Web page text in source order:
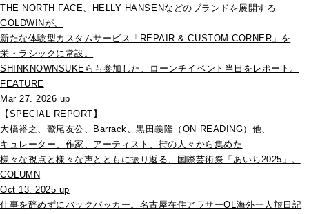
THE NORTH FACE、HELLY HANSENなどのブランドを展開する
GOLDWINが、
新たな体験型カスタムサービス「REPAIR & CUSTOM CORNER」を
栄・ラシックに常設。
SHINKNOWNSUKEらも参加した、ローンチイベント当日をレポート。
FEATURE
Mar 27. 2026 up
【SPECIAL REPORT】
大橋裕之、鷲尾友公、Barrack、黒田義隆（ON READING）他、
キュレーター、作家、アーティスト、街の人々から集めた
様々な視点と様々な声とともに振り返る、国際芸術祭「あいち2025」。
COLUMN
Oct 13. 2025 up
仕事を辞めずにバックパッカー。名古屋在住アラサーOL海外一人旅日記